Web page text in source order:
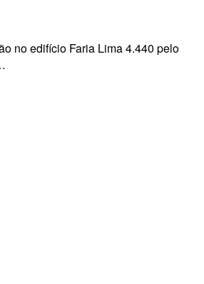
no edifício Faria Lima 4.440 pelo